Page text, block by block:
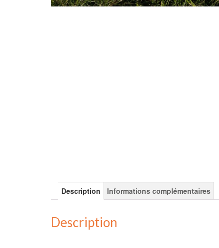
Description Informations complémentaires
Description